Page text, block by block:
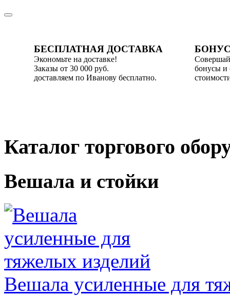
БЕСПЛАТНАЯ ДОСТАВКА
Экономьте на доставке!
Заказы от 30 000 руб.
доставляем по Иванову бесплатно.
бонусы и
Каталог торгового
Вешала и стойки
Вешала усиленные для